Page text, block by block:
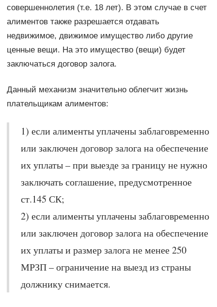
совершеннолетия (т.е. 18 лет). В этом случае в счет
алиментов также разрешается отдавать
недвижимое, движимое имущество либо другие
ценные вещи. На это имущество (вещи) будет
заключаться договор залога.
Данный механизм значительно облегчит жизнь
плательщикам алиментов:
1) если алименты уплачены заблаговременно
или заключен договор залога на обеспечение
их уплаты – при выезде за границу не нужно
заключать соглашение, предусмотренное
ст.145 СК;
2) если алименты уплачены заблаговременно
или заключен договор залога на обеспечение
их уплаты и размер залога не менее 250
МРЗП – ограничение на выезд из страны
должнику снимается.